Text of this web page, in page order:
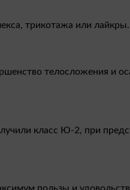
трикотажа или лайкры.
телосложения и
класс Ю-2, при